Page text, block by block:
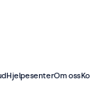
HjelpesenterOm oss